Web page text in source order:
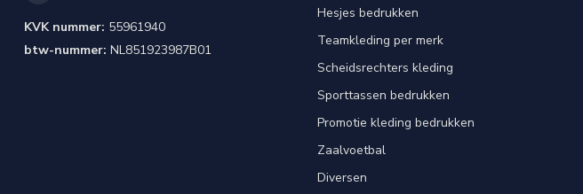
KVK nummer: 55961940
btw-nummer: NL851923987B01
Hesjes bedrukken
Teamkleding per merk
Scheidsrechters kleding
Sporttassen bedrukken
Promotie kleding bedrukken
Zaalvoetbal
Diversen